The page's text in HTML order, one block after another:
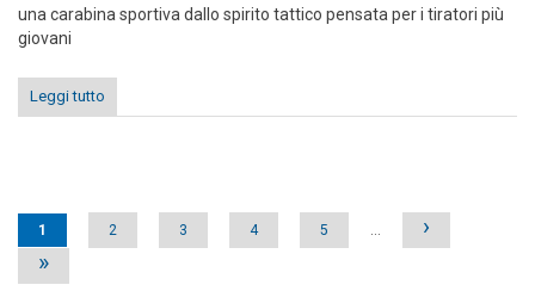
una carabina sportiva dallo spirito tattico pensata per i tiratori più
giovani
Leggi tutto
Pages
1 2 3 4 5 …
›
»